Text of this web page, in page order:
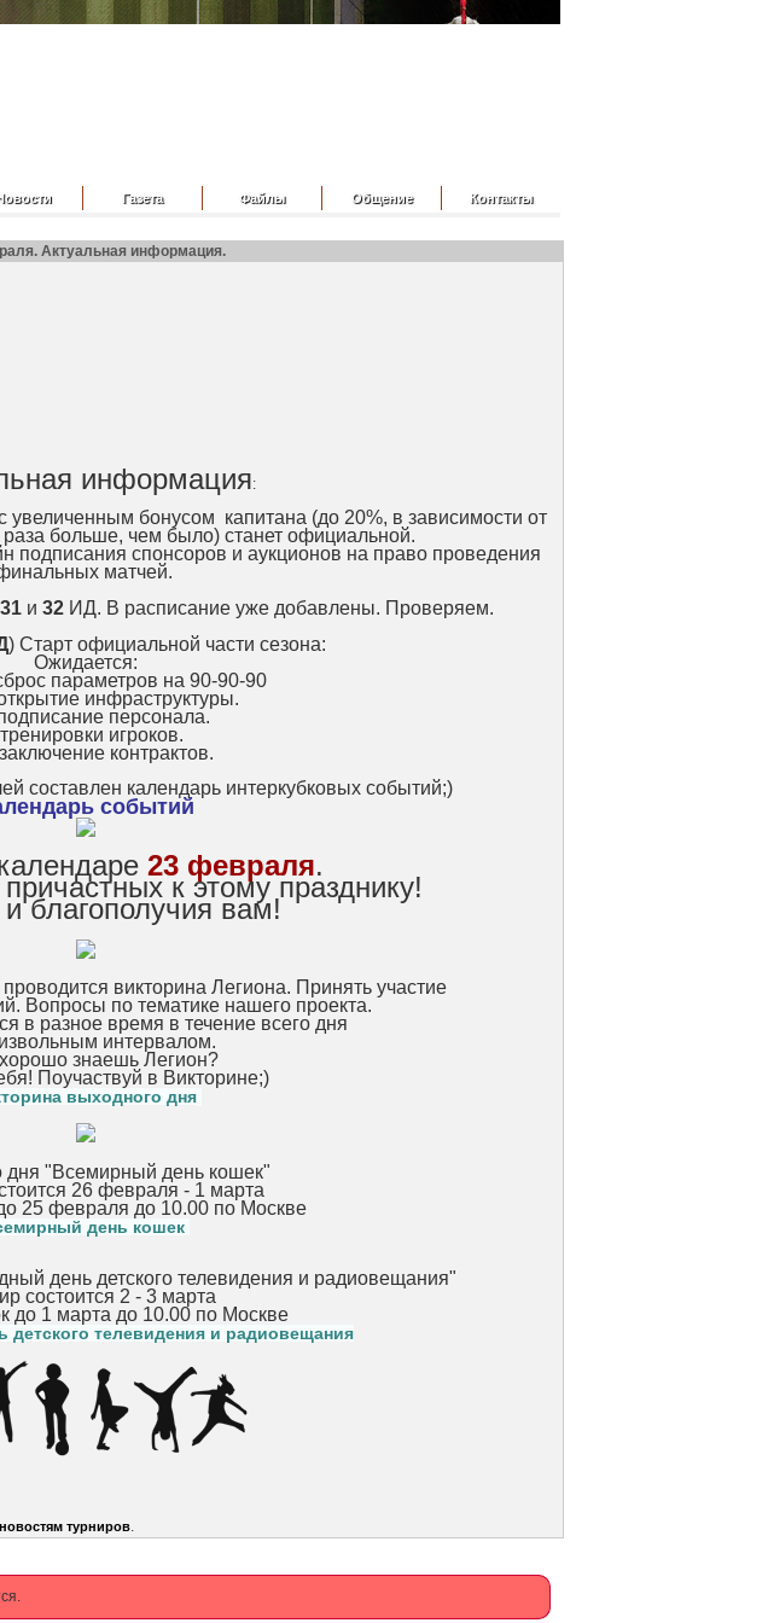
Газета Файлы Общение Контакты
Актуальная информация.
информация:
увеличенным бонусом капитана (до 20%, в зависимости от
больше, чем было) станет официальной.
подписания спонсоров и аукционов на право проведения
матчей.
31и 32ИД. В расписание уже добавлены. Проверяем.
) Старт официальной части сезона:
Ожидается:
на 90-90-90
инфраструктуры.
персонала.
игроков.
контрактов.
составлен календарь интеркубковых событий;)
событий
23 февраля.
к этому празднику!
и благополучия вам!
викторина Легиона. Принять участие
Вопросы по тематике нашего проекта.
в разное время в течение всего дня
интервалом.
знаешь Легион?
Поучаствуй в Викторине;)
выходного дня
дня "Всемирный день кошек"
26 февраля - 1 марта
25 февраля до 10.00 по Москве
день кошек
день детского телевидения и радиовещания"
состоится 2 - 3 марта
до 1 марта до 10.00 по Москве
телевидения и радиовещания
новостям турниров.